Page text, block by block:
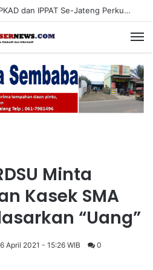
Menteri Nusron Ajak BPKAD dan IPPAT Se-Jateng Perkuat Sinergi Wujudkan Transformasi Layanan Pertanahan
Minta
Kasek SMA
“Uang”
April 2021 - 15:26 WIB 0